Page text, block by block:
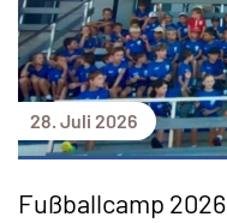
28. Juli 2026
Fußballcamp 2026